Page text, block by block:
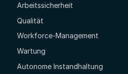
Arbeitssicherheit
Qualität
Workforce-Management
Wartung
Autonome Instandhaltung